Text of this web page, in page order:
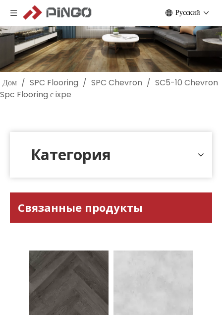
Pусский
Дом / SPC Flooring / SPC Chevron / SC5-10 Chevron
Spc Flooring с ixpe
Категория
Связанные продукты